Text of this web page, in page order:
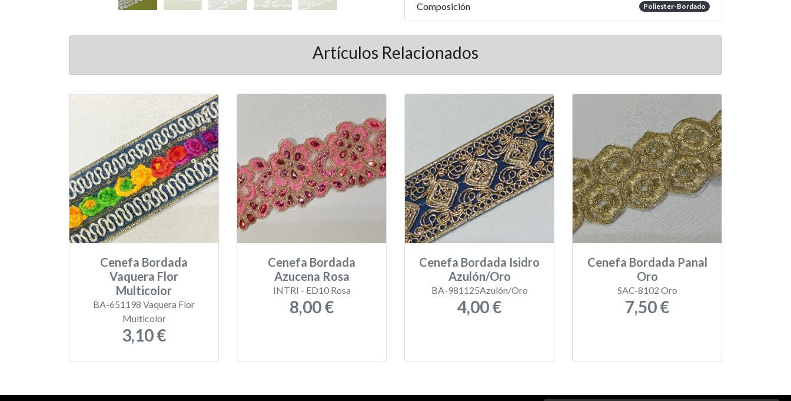
Composición Poliester-Bordado
Artículos Relacionados
Cenefa Bordada
Vaquera Flor
Multicolor
BA-651198 Vaquera Flor
Multicolor
3,10 €
Cenefa Bordada
Azucena Rosa
INTRI - ED10 Rosa
8,00 €
Cenefa Bordada Isidro
Azulón/Oro
BA-981125Azulón/Oro
4,00 €
Cenefa Bordada Panal
Oro
SAC-8102 Oro
7,50 €